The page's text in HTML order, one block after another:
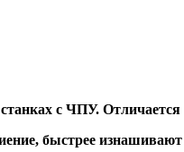
с ЧПУ.
быстрее